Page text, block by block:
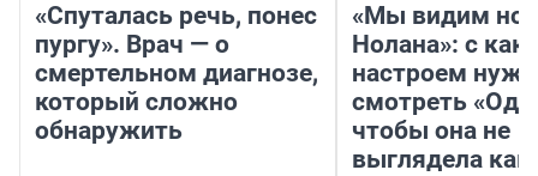
«Спуталась речь, понес
пургу». Врач — о
смертельном диагнозе,
который сложно
обнаружить
«Мы видим
Нолана»: с
настроем
смотреть
чтобы она не
выглядела как